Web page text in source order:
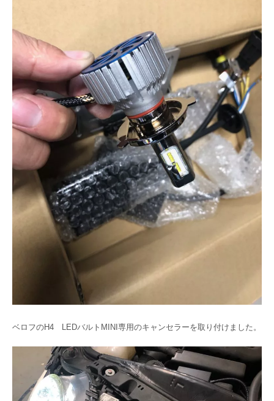
ベロフのH4 LEDバルトMINI専用のキャンセラーを取り付けました。